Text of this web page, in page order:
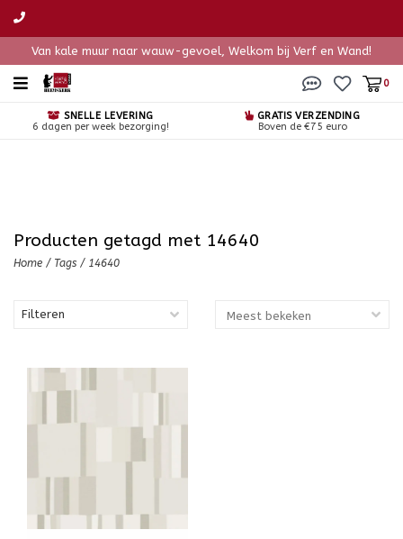
Van kale muur naar wauw-gevoel, Welkom bij Verf en Wand!
0
SNELLE LEVERING
6 dagen per week bezorging!
GRATIS VERZENDING
Boven de €75 euro
Producten getagd met 14640
Home / Tags / 14640
Filteren